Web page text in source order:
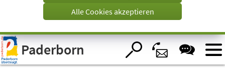
Visuelle
Assistenzsoftware
öffnen.
Alle Cookies akzeptieren
Paderborn